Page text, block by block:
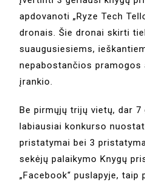
apdovanoti „Ryze Tech
dronais. Šie dronai skirti
suaugusiesiems,
nepabostančios
įrankio.
Be pirmųjų trijų vietų, dar
labiausiai konkurso
pristatymai bei 3
sekėjų palaikymo Knygų
„Facebook“ puslapyje,